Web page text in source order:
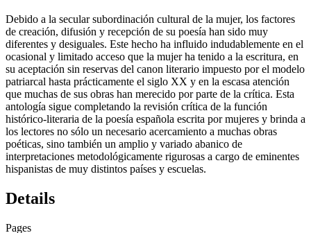
Debido a la secular subordinación cultural de la mujer, los factores
de creación, difusión y recepción de su poesía han sido muy
diferentes y desiguales. Este hecho ha influido indudablemente en el
ocasional y limitado acceso que la mujer ha tenido a la escritura, en
su aceptación sin reservas del canon literario impuesto por el modelo
patriarcal hasta prácticamente el siglo XX y en la escasa atención
que muchas de sus obras han merecido por parte de la crítica. Esta
antología sigue completando la revisión crítica de la función
histórico-literaria de la poesía española escrita por mujeres y brinda a
los lectores no sólo un necesario acercamiento a muchas obras
poéticas, sino también un amplio y variado abanico de
interpretaciones metodológicamente rigurosas a cargo de eminentes
hispanistas de muy distintos países y escuelas.
Details
Pages